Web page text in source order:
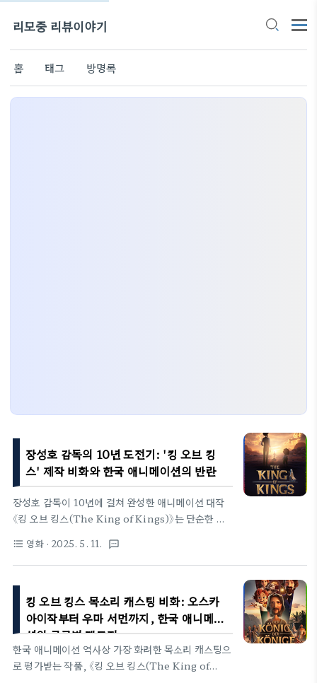
리모중 리뷰이야기
홈 태그 방명록
장성호 감독의 10년 도전기: '킹 오브 킹
스' 제작 비화와 한국 애니메이션의 반란
장성호 감독이 10년에 걸쳐 완성한 애니메이션 대작
《킹 오브 킹스(The King of Kings)》는 단순한 영
발한 이 애니메이션은, 한국 애니메이션의 한계를 깨
뜨리고 세계 시장에 진출한 전례 없는 프로젝트로 기
록될 것이다. 아래는 기획부터 개봉까지 이어진 이 거
대한 여정의 제작 비화를 흥미롭게 정리한 내용이
다.1. 기획과 초기 도전 (2015년~)영감의 시작장성
호 감독은 찰스 디킨스의 '우리 주님의 생애'를 읽고,
예수의 이야기를 신앙의 틀을 넘어 보편적 인간 서사
로 풀어내고자 결심했다. 그가 원한 건, 종교를 넘어선
format_list_bulleted 영화 · 2025. 5. 11. textsms
킹 오브 킹스 목소리 캐스팅 비화: 오스카
아이작부터 우마 서먼까지, 한국 애니메이
션의 글로벌 대도전
한국 애니메이션 역사상 가장 화려한 목소리 캐스팅으
로 평가받는 작품, 《킹 오브 킹스(The King of